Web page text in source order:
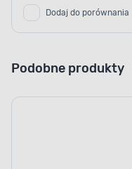
Dodaj do porównania
Podobne produkty